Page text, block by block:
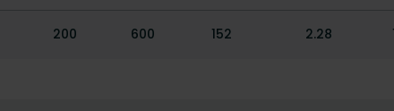
200 600 152 2.28